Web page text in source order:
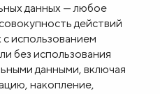
данных — любое
действий
использованием
без использования
данными, включая
накопление,